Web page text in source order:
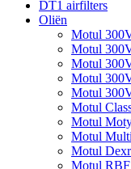
DT1 airfilters
Oliën
Motul
Motul
Motul
Motul
Motul
Motul
Motul
Motul
Motul
Motul